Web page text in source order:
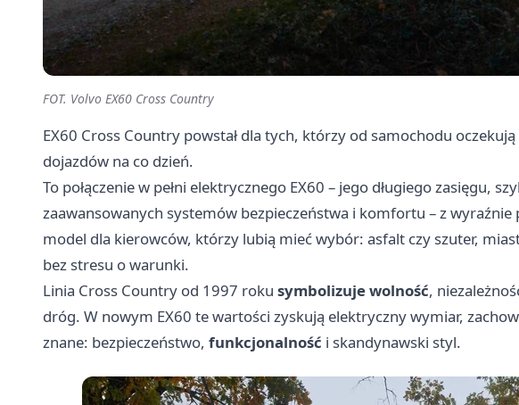
FOT. Volvo EX60 Cross Country
EX60 Cross Country powstał dla tych, którzy od samochodu
dojazdów na co dzień.
To połączenie w pełni elektrycznego EX60 – jego długiego zasięgu,
zaawansowanych systemów bezpieczeństwa i komfortu – z
model dla kierowców, którzy lubią mieć wybór: asfalt czy szuter,
bez stresu o warunki.
Linia Cross Country od 1997 roku symbolizuje wolność,
dróg. W nowym EX60 te wartości zyskują elektryczny wymiar,
znane: bezpieczeństwo, funkcjonalność i skandynawski styl.